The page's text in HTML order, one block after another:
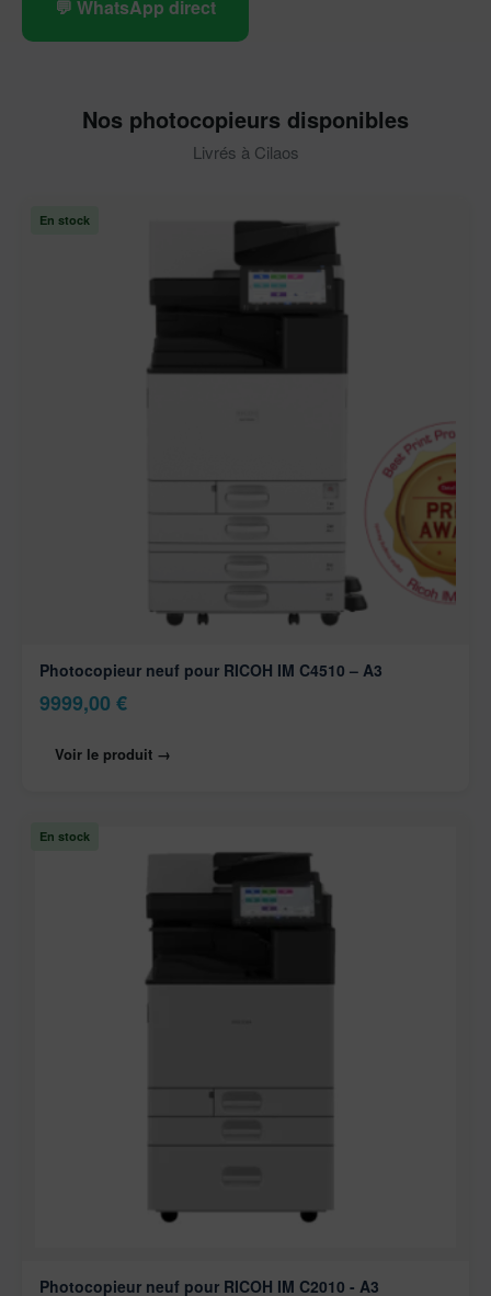
💬 WhatsApp direct
Nos photocopieurs disponibles
Livrés à Cilaos
En stock
Photocopieur neuf pour RICOH IM C4510 – A3
9999,00 €
Voir le produit →
En stock
Photocopieur neuf pour RICOH IM C2010 - A3